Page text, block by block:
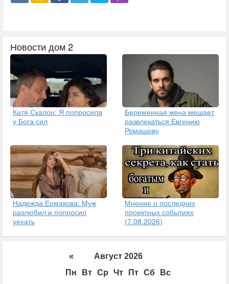
Новости дом 2
Катя Скалон: Я попросила
у Бога сил
Беременная жена мешает
развлекаться Евгению
Ромашову
Надежда Ермакова: Муж
разлюбил и попросил
уехать
Мнение о последних
проектных событиях
(7.08.2026)
«
Август 2026
Пн
Вт Ср Чт Пт Сб Вс